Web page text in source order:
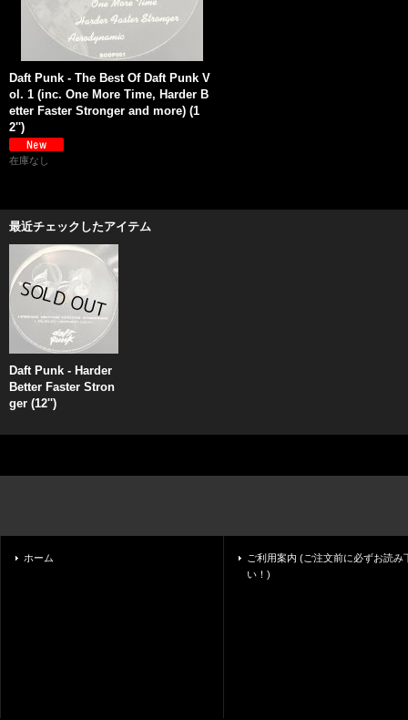
Daft Punk - The Best Of Daft Punk V
ol. 1 (inc. One More Time, Harder B
etter Faster Stronger and more) (1
2'')
在庫なし
最近チェックしたアイテム
Daft Punk - Harder
Better Faster Stron
ger (12'')
ホーム
ご利用案内 (ご注文前に必ずお読み
い！)